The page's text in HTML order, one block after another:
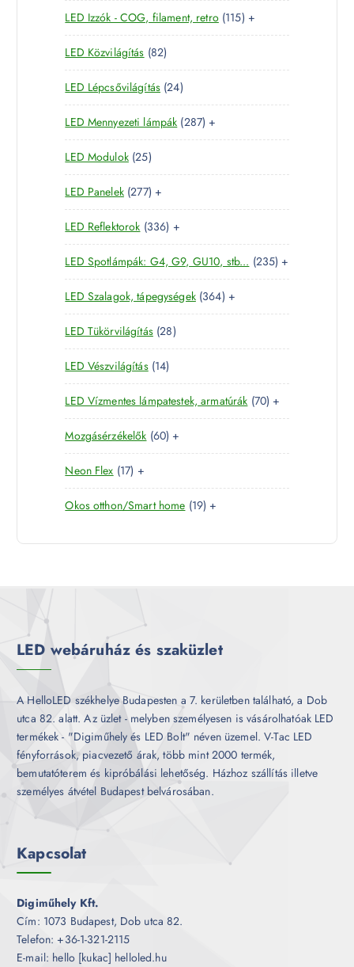
k
m
é
k
r
m
é
k
7
t
e
r
m
é
k
LED Izzók - COG, filament, retro 1151
1
t
r
é
+
LED Közvilágítás 828
2
t
e
r
m
k
LED Lépcsővilágítás 242
4
t
e
m
k
LED Mennyezeti lámpák 2872
8
t
r
é
k
+
LED Modulok 252
5
t
e
r
m
é
k
LED Panelek 2772
7
7
t
e
r
m
é
k
+
LED Reflektorok 3363
3
6
t
e
r
m
é
k
+
LED Spotlámpák: G4, G9, GU10, stb... 2352
3
t
r
é
k
+
LED Szalagok, tápegységek 3643
6
t
r
m
é
+
LED Tükörvilágítás 282
8
e
r
m
é
k
LED Vészvilágítás 141
4
t
e
r
m
k
LED Vízmentes lámpatestek, armatúrák 707
0
e
m
+
Mozgásérzékelők 606
0
e
r
é
+
Neon Flex 171
7
t
r
+
Okos otthon/Smart home 191
t
+
LED webáruház és szaküzlet
A HelloLED székhelye Budapesten a 7. kerületben található, a Dob
utca 82. alatt. Az üzlet - melyben személyesen is vásárolhatóak LED
termékek - "Digiműhely és LED Bolt" néven üzemel. V-Tac LED
fényforrások, piacvezető árak, több mint 2000 termék,
bemutatóterem és kipróbálási lehetőség. Házhoz szállítás illetve
személyes átvétel Budapest belvárosában.
Kapcsolat
Digiműhely Kft.
Cím: 1073 Budapest, Dob utca 82.
Telefon: +36-1-321-2115
E-mail: hello [kukac] helloled.hu